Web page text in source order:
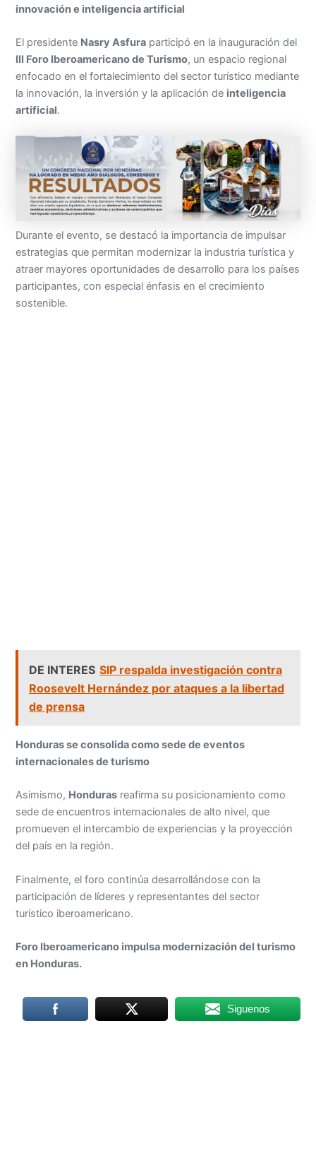
innovación e inteligencia artificial
El presidente Nasry Asfura participó en la inauguración del
III Foro Iberoamericano de Turismo, un espacio regional
enfocado en el fortalecimiento del sector turístico mediante
la innovación, la inversión y la aplicación de inteligencia
artificial.
Durante el evento, se destacó la importancia de impulsar
estrategias que permitan modernizar la industria turística y
atraer mayores oportunidades de desarrollo para los países
participantes, con especial énfasis en el crecimiento
sostenible.
DE INTERES SIP respalda investigación contra
Roosevelt Hernández por ataques a la libertad
de prensa
Honduras se consolida como sede de eventos
internacionales de turismo
Asimismo, Honduras reafirma su posicionamiento como
sede de encuentros internacionales de alto nivel, que
promueven el intercambio de experiencias y la proyección
del país en la región.
Finalmente, el foro continúa desarrollándose con la
participación de líderes y representantes del sector
turístico iberoamericano.
Foro Iberoamericano impulsa modernización del turismo
en Honduras.
Siguenos